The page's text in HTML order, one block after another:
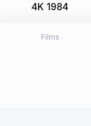
4K 1984
Films